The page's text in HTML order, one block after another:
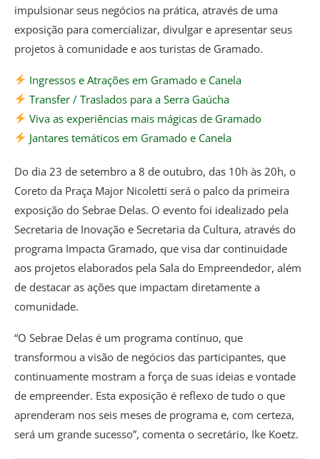
impulsionar seus negócios na prática, através de uma
exposição para comercializar, divulgar e apresentar seus
projetos à comunidade e aos turistas de Gramado.
Ingressos e Atrações em Gramado e Canela
Transfer / Traslados para a Serra Gaúcha
Viva as experiências mais mágicas de Gramado
Jantares temáticos em Gramado e Canela
Do dia 23 de setembro a 8 de outubro, das 10h às 20h, o
Coreto da Praça Major Nicoletti será o palco da primeira
exposição do Sebrae Delas. O evento foi idealizado pela
Secretaria de Inovação e Secretaria da Cultura, através do
programa Impacta Gramado, que visa dar continuidade
aos projetos elaborados pela Sala do Empreendedor, além
de destacar as ações que impactam diretamente a
comunidade.
“O Sebrae Delas é um programa contínuo, que
transformou a visão de negócios das participantes, que
continuamente mostram a força de suas ideias e vontade
de empreender. Esta exposição é reflexo de tudo o que
aprenderam nos seis meses de programa e, com certeza,
será um grande sucesso”, comenta o secretário, Ike Koetz.